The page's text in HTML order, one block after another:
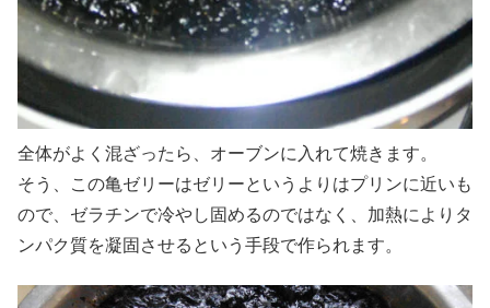
全体がよく混ざったら、オーブンに入れて焼きます。
そう、この亀ゼリーはゼリーというよりはプリンに近いも
ので、ゼラチンで冷やし固めるのではなく、加熱によりタ
ンパク質を凝固させるという手段で作られます。